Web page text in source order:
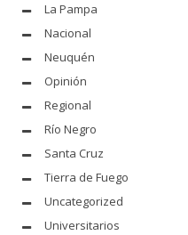
La Pampa
Nacional
Neuquén
Opinión
Regional
Río Negro
Santa Cruz
Tierra de Fuego
Uncategorized
Universitarios